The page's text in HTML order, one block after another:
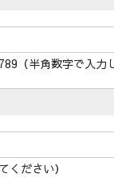
（半角数字で入力
ください）